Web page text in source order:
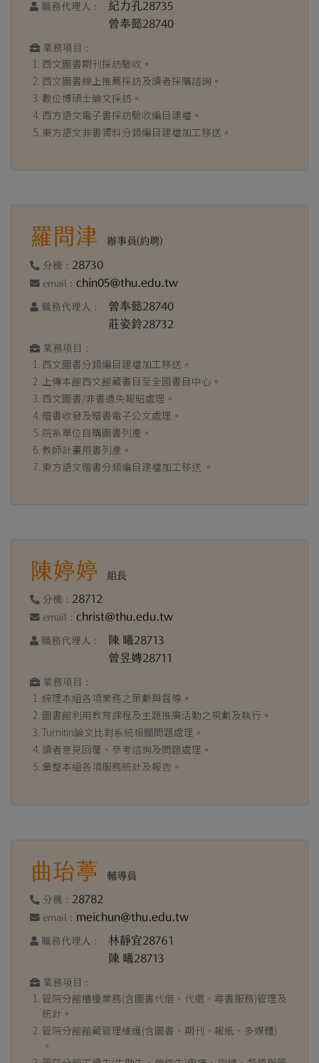
職務代理人 :
紀力孔28735
曾奉懿28740
業務項目 :
西文圖書期刊採訪驗收。
西文圖書線上推薦採訪及讀者採購諮詢。
數位博碩士論文採訪。
西方語文電子書採訪驗收編目建檔。
東方語文非書資料分類編目建檔加工移送。
羅問津 辦事員(約聘)
分機 : 28730
email :chin05@thu.edu.tw
職務代理人 :
曾奉懿28740
莊姿鈴28732
業務項目 :
西文圖書分類編目建檔加工移送。
上傳本館西文館藏書目至全國書目中心。
西文圖書/非書遺失報賠處理。
贈書收發及贈書電子公文處理。
院系單位自購圖書列產。
教師計畫用書列產。
東方語文贈書分類編目建檔加工移送 。
陳婷婷 組長
分機 : 28712
email :christ@thu.edu.tw
職務代理人 :
陳 曦28713
曾昱嫥28711
業務項目 :
綜理本組各項業務之策劃與督導。
圖書館利用教育課程及主題推廣活動之規劃及執行。
Turnitin論文比對系統相關問題處理。
讀者意見回覆、參考諮詢及問題處理。
彙整本組各項服務統計及報告。
曲珆葶 輔導員
分機 : 28782
email : meichun@thu.edu.tw
職務代理人 :
林靜宜28761
陳 曦28713
業務項目 :
管院分館櫃檯業務(含圖書代借、代還、尋書服務)管理及
統計。
管院分館館藏管理維護(含圖書、期刊、報紙、多媒體)
。